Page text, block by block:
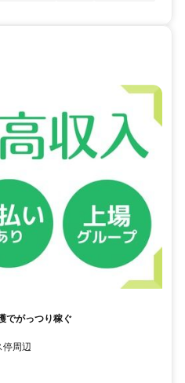
でがっつり稼ぐ
停周辺